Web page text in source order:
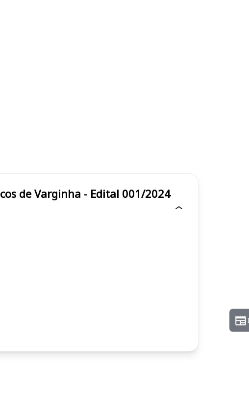
Públicos de Varginha - Edital 001/2024